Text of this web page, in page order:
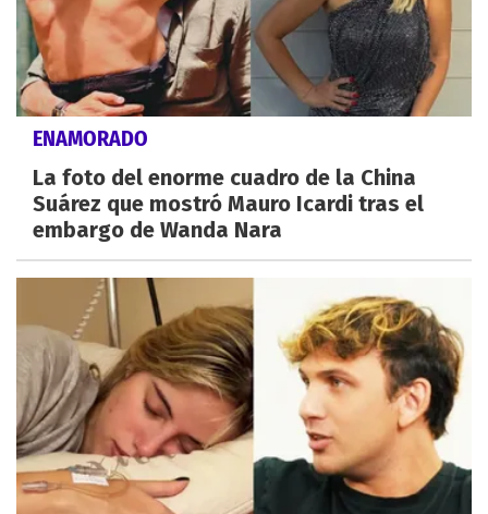
ENAMORADO
La foto del enorme cuadro de la China
Suárez que mostró Mauro Icardi tras el
embargo de Wanda Nara